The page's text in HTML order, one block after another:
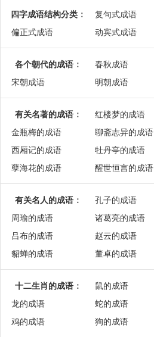
四字成语结构分类 ： 复句式成语
偏正式成语
动宾式成语
各个朝代的成语 ： 春秋成语
宋朝成语
明朝成语
有关名著的成语 ： 红楼梦的成语
金瓶梅的成语
聊斋志异的成语
西厢记的成语
牡丹亭的成语
孽海花的成语
醒世恒言的成语
有关名人的成语 ： 孔子的成语
周瑜的成语
诸葛亮的成语
吕布的成语
赵云的成语
貂蝉的成语
董卓的成语
十二生肖的成语 ： 鼠的成语
龙的成语
蛇的成语
鸡的成语
狗的成语